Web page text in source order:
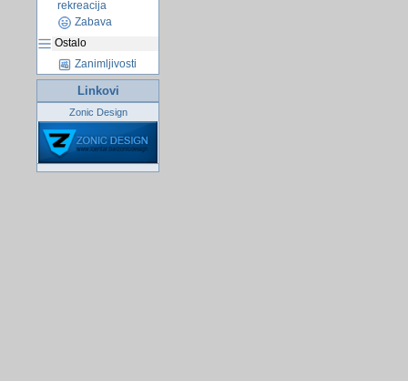
rekreacija
Zabava
Ostalo
Zanimljivosti
Linkovi
Zonic Design